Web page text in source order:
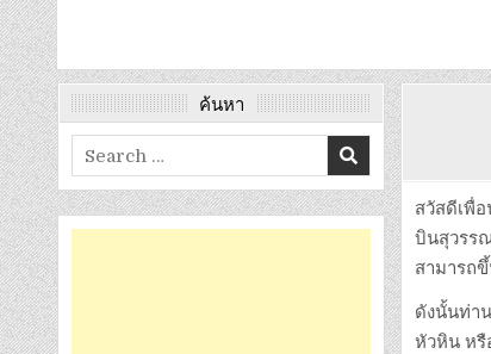
สวัสดีเพื่
บินสุวรร
สามารถ
ดังนั้นท่า
หัวหิน หรื
ค้นหา
Search
for: